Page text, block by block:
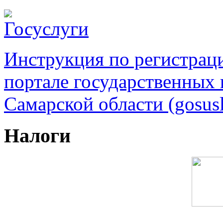
Инструкция по
портале
Самарской области
Налоги